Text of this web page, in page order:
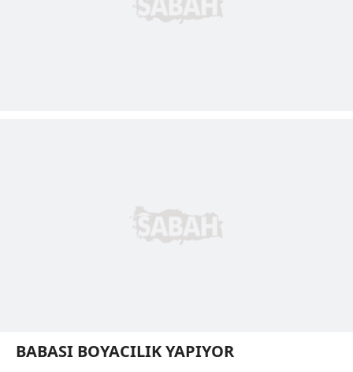
BABASI BOYACILIK YAPIYOR